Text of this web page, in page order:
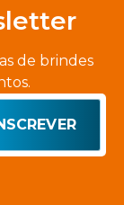
de brindes